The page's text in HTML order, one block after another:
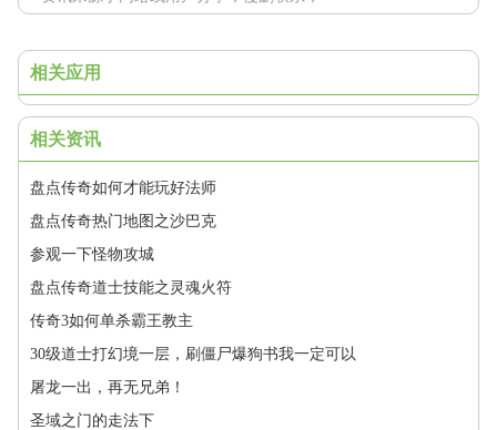
相关应用
相关资讯
盘点传奇如何才能玩好法师
盘点传奇热门地图之沙巴克
参观一下怪物攻城
盘点传奇道士技能之灵魂火符
传奇3如何单杀霸王教主
30级道士打幻境一层，刷僵尸爆狗书我一定可以
屠龙一出，再无兄弟！
圣域之门的走法下